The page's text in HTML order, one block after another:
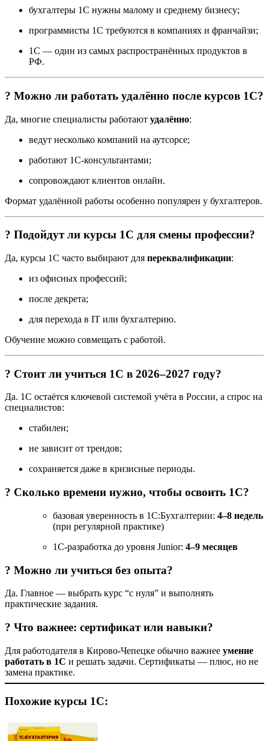
бухгалтеры 1С нужны малому и среднему бизнесу;
программисты 1С требуются в компаниях и франчайзи;
1С — один из самых распространённых продуктов в
РФ.
? Можно ли работать удалённо после курсов 1С?
Да, многие специалисты работают удалённо:
ведут несколько компаний на аутсорсе;
работают 1С-консультантами;
сопровождают клиентов онлайн.
Формат удалённой работы особенно популярен у бухгалтеров.
? Подойдут ли курсы 1С для смены профессии?
Да, курсы 1С часто выбирают для переквалификации:
из офисных профессий;
после декрета;
для перехода в IT или бухгалтерию.
Обучение можно совмещать с работой.
? Стоит ли учиться 1С в 2026–2027 году?
Да. 1С остаётся ключевой системой учёта в России, а спрос на
специалистов:
стабилен;
не зависит от трендов;
сохраняется даже в кризисные периоды.
? Сколько времени нужно, чтобы освоить 1С?
базовая уверенность в 1С:Бухгалтерии: 4–8 недель
(при регулярной практике)
1С-разработка до уровня Junior: 4–9 месяцев
? Можно ли учиться без опыта?
Да. Главное — выбрать курс “с нуля” и выполнять
практические задания.
? Что важнее: сертификат или навыки?
Для работодателя в Кирово-Чепецке обычно важнее умение
работать в 1С и решать задачи. Сертификаты — плюс, но не
замена практике.
Похожие курсы 1С: